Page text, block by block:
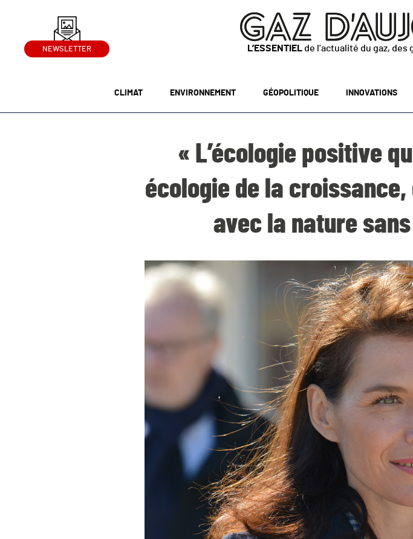
NEWSLETTER L’ESSENTIEL de l’actualité du gaz, des
CLIMAT ENVIRONNEMENT GÉOPOLITIQUE INNOVATIONS
« L’écologie positive
écologie de la
avec la nature